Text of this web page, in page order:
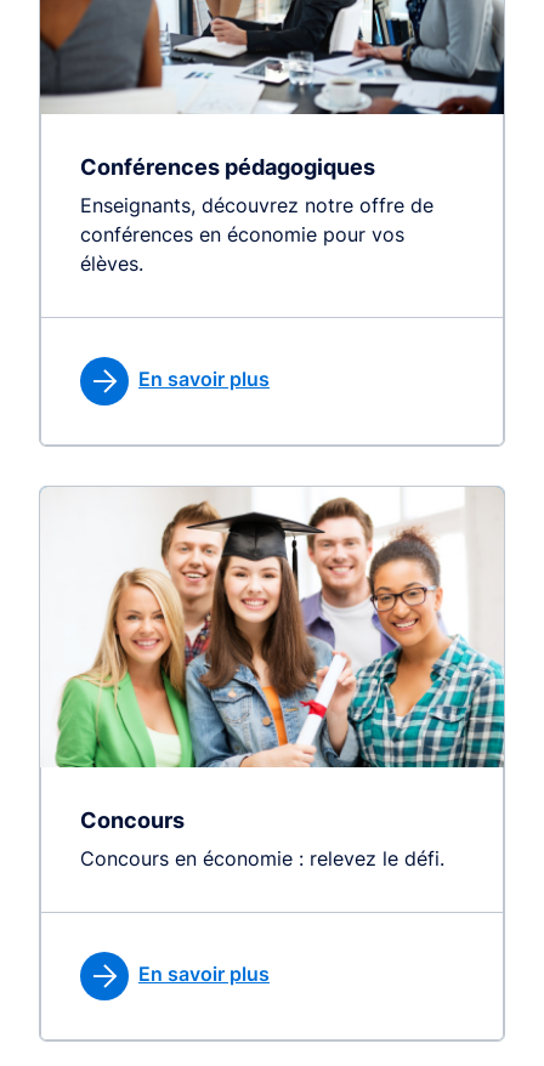
Conférences pédagogiques
Enseignants, découvrez notre offre de
conférences en économie pour vos
élèves.
En savoir plus
Concours
Concours en économie : relevez le défi.
En savoir plus